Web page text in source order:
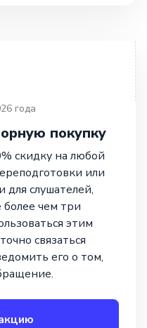
года
покупку
скидку на любой
или
слушателей,
чем три
этим
связаться
его о том,